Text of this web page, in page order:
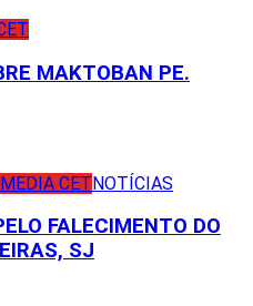
MAKTOBAN PE.
MEDIA CETNOTÍCIAS
FALECIMENTO DO
SJ